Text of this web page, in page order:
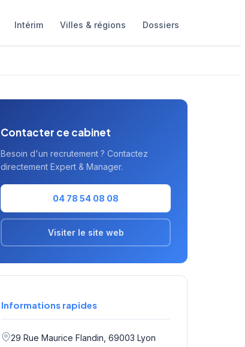
Intérim Villes & régions Dossiers
Contacter ce cabinet
Besoin d'un recrutement ? Contactez
directement Expert & Manager.
04 78 54 08 08
Visiter le site web
Informations rapides
29 Rue Maurice Flandin, 69003 Lyon